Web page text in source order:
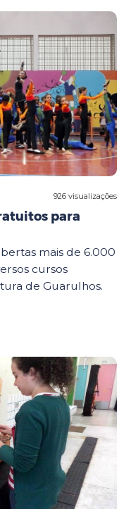
926 visualizações
para
mais de 6.000
cursos
de Guarulhos.